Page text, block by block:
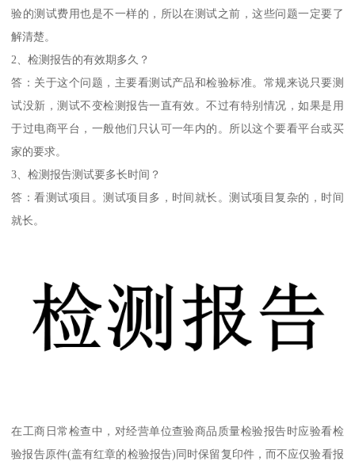
验的测试费用也是不一样的，所以在测试之前，这些问题一定要了
解清楚。
2、检测报告的有效期多久？
答：关于这个问题，主要看测试产品和检验标准。常规来说只要测
试没新，测试不变检测报告一直有效。不过有特别情况，如果是用
于过电商平台，一般他们只认可一年内的。所以这个要看平台或买
家的要求。
3、检测报告测试要多长时间？
答：看测试项目。测试项目多，时间就长。测试项目复杂的，时间
就长。
在工商日常检查中，对经营单位查验商品质量检验报告时应验看检
验报告原件(盖有红章的检验报告)同时保留复印件，而不应仅验看报